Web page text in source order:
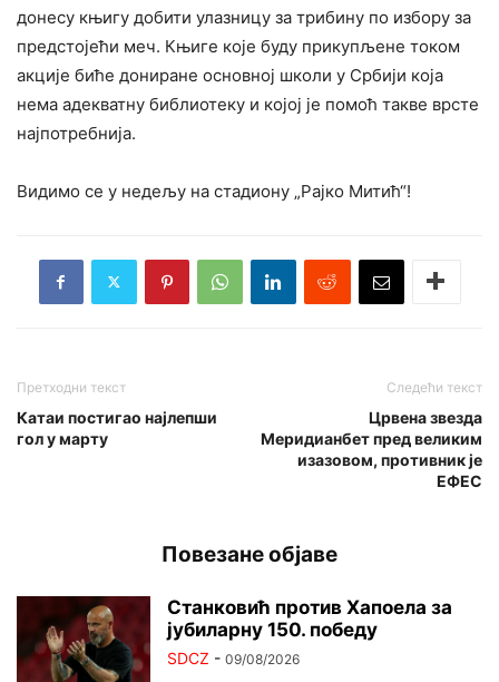
донесу књигу добити улазницу за трибину по избору за
предстојећи меч. Књиге које буду прикупљене током
акције биће дониране основној школи у Србији која
нема адекватну библиотеку и којој је помоћ такве врсте
најпотребнија.
Видимо се у недељу на стадиону „Рајко Митић“!
Претходни текст
Катаи постигао најлепши
гол у марту
Следећи текст
Црвена звезда
Меридианбет пред великим
изазовом, противник је
ЕФЕС
Повезане објаве
Станковић против Хапоела за
јубиларну 150. победу
SDCZ - 09/08/2026